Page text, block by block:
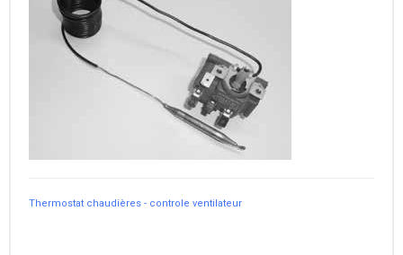
Thermostat chaudières - controle ventilateur